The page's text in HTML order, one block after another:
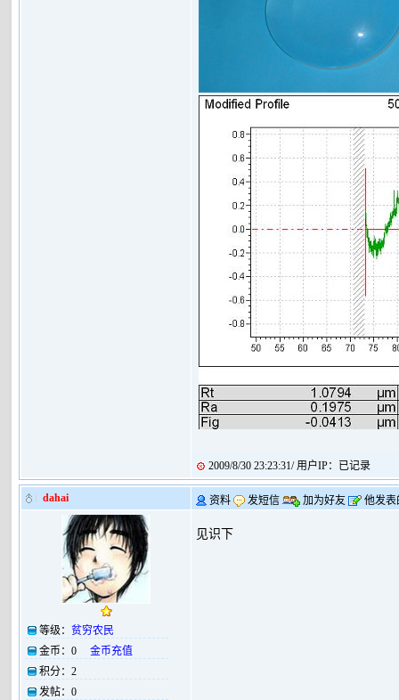
2009/8/30 23:23:31/ 用户IP：已记录
dahai 资料 发短信 加为好友 他发表
等级： 贫穷农民
金币： 0
金币充值
积分： 2
发帖： 0
见识下